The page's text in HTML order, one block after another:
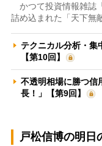
かつて投資情報雑誌
詰め込まれた「天下無
テクニカル分析・
【第10回】
不透明相場に勝つ
長！」【第9回】
戸松信博の明日